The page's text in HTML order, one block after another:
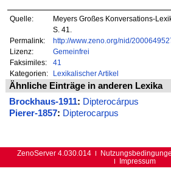
Quelle:
Meyers Großes Konversations-
S. 41.
Permalink:
http://www.zeno.org/nid/
Lizenz:
Gemeinfrei
Faksimiles:
41
Kategorien:
Lexikalischer Artikel
Ähnliche Einträge in anderen Lexika
Brockhaus-1911: Dipterocárpus
Pierer-1857: Dipterocarpus
ZenoServer 4.030.014
Impressum